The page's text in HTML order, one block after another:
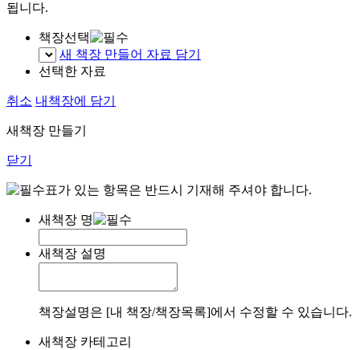
됩니다.
책장선택
새 책장 만들어 자료 담기
선택한 자료
취소 내책장에 담기
새책장 만들기
닫기
표가 있는 항목은 반드시 기재해 주셔야 합니다.
새책장 명
새책장 설명
책장설명은 [내 책장/책장목록]에서 수정할 수 있습니다.
새책장 카테고리